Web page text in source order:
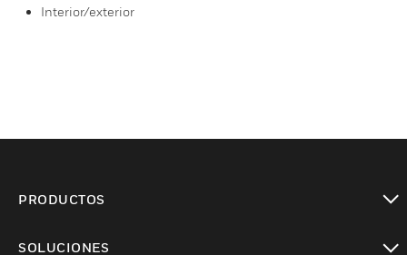
Interior/exterior
PRODUCTOS
SOLUCIONES